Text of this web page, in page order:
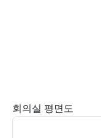
회의실 평면도